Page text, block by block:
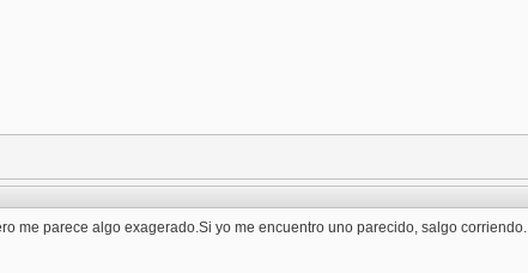
me parece algo exagerado.Si yo me encuentro uno parecido, salgo corriendo.